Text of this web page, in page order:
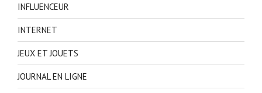
INFLUENCEUR
INTERNET
JEUX ET JOUETS
JOURNAL EN LIGNE